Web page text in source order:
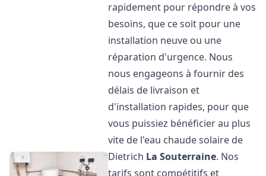
rapidement pour répondre à vos
besoins, que ce soit pour une
installation neuve ou une
réparation d'urgence. Nous
nous engageons à fournir des
délais de livraison et
d'installation rapides, pour que
vous puissiez bénéficier au plus
vite de l'eau chaude solaire de
Dietrich La Souterraine. Nos
tarifs sont compétitifs et